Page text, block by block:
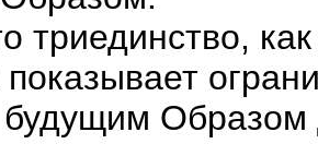
триединство,
показывает
Образом